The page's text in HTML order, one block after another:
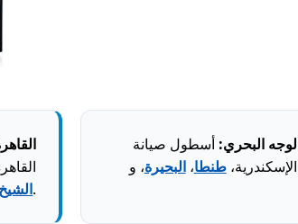
.
البحري: أسطول صيانة
طنطا،البحيرة، و